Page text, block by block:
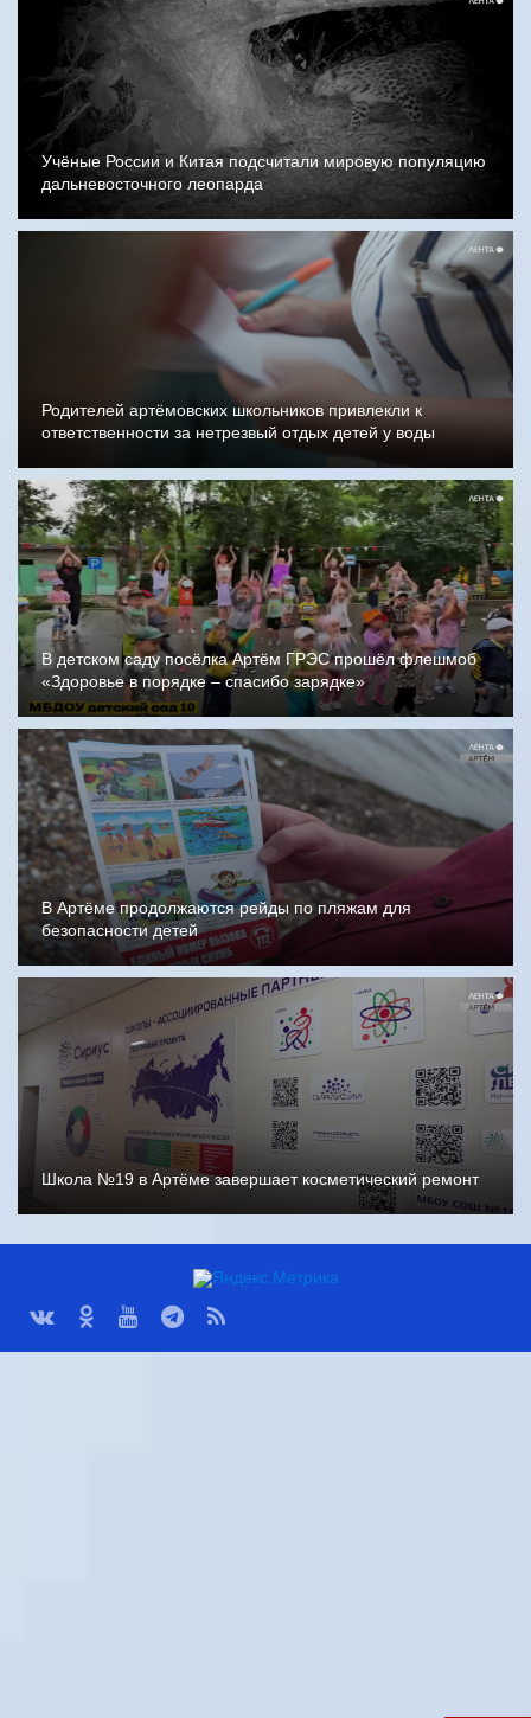
Учёные России и Китая подсчитали мировую популяцию
дальневосточного леопарда
Родителей артёмовских школьников привлекли к
ответственности за нетрезвый отдых детей у воды
В детском саду посёлка Артём ГРЭС прошёл флешмоб
«Здоровье в порядке – спасибо зарядке»
В Артёме продолжаются рейды по пляжам для
безопасности детей
Школа №19 в Артёме завершает косметический ремонт